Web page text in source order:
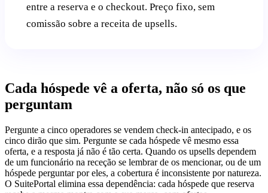
entre a reserva e o checkout. Preço fixo, sem
comissão sobre a receita de upsells.
Cada hóspede vê a oferta, não só os que
perguntam
Pergunte a cinco operadores se vendem check-in antecipado, e os
cinco dirão que sim. Pergunte se cada hóspede vê mesmo essa
oferta, e a resposta já não é tão certa. Quando os upsells dependem
de um funcionário na receção se lembrar de os mencionar, ou de um
hóspede perguntar por eles, a cobertura é inconsistente por natureza.
O SuitePortal elimina essa dependência: cada hóspede que reserva